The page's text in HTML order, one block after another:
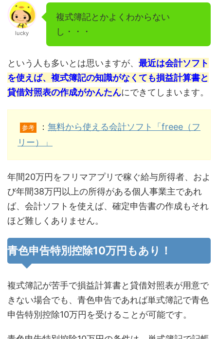
lucky
複式簿記とかよくわからない
し・・・
という人も多いとは思いますが、 最近は会計ソフト
を使えば、複式簿記の知識がなくても損益計算書と
貸借対照表の作成がかんたんにできてしまいます。
参考 ： 無料から使える会計ソフト「freee（フ
リー）」
年間20万円をフリマアプリで稼ぐ給与所得者、およ
び年間38万円以上の所得がある個人事業主であれ
ば、会計ソフトを使えば、確定申告書の作成もそれ
ほど難しくありません。
青色申告特別控除10万円もあり！
複式簿記が苦手で損益計算書と貸借対照表が用意で
きない場合でも、青色申告であれば単式簿記で青色
申告特別控除10万円を受けることが可能です。